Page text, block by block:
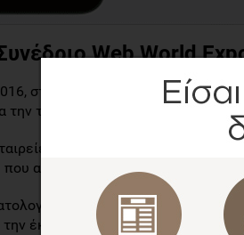
Web World
στο κέντρο της Αθήνας στο
τεχνολογία.
εκθέτες και 50 ομιλητές
αναζητούν οι επιχειρήσεις για
και σύνθημα ‘Meet the
έκθεση και να παρευρεθούν στο